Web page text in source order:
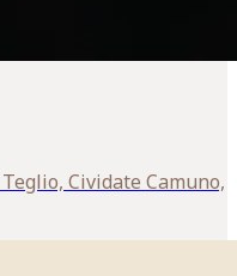
Cividate Camuno,